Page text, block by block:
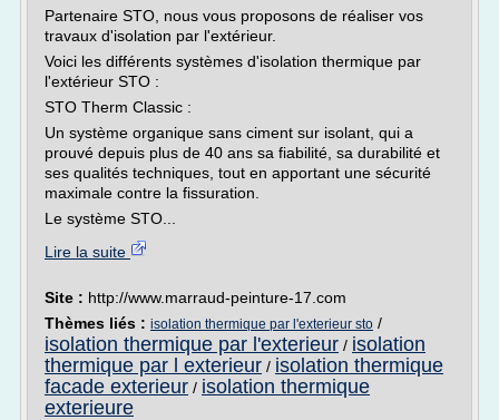
Partenaire STO, nous vous proposons de réaliser vos
travaux d'isolation par l'extérieur.
Voici les différents systèmes d'isolation thermique par
l'extérieur STO :
STO Therm Classic :
Un système organique sans ciment sur isolant, qui a
prouvé depuis plus de 40 ans sa fiabilité, sa durabilité et
ses qualités techniques, tout en apportant une sécurité
maximale contre la fissuration.
Le système STO...
Lire la suite
Site : http://www.marraud-peinture-17.com
Thèmes liés : isolation thermique par l'exterieur sto /
isolation thermique par l'exterieur / isolation
thermique par l exterieur / isolation thermique
facade exterieur / isolation thermique
exterieure